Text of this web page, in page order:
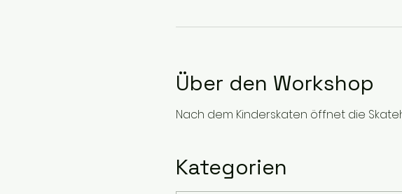
Über den Workshop
Nach dem Kinderskaten öffnet die
Kategorien